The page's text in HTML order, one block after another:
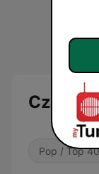
Czech
Pop / Top 40